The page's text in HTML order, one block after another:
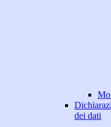
dei dati